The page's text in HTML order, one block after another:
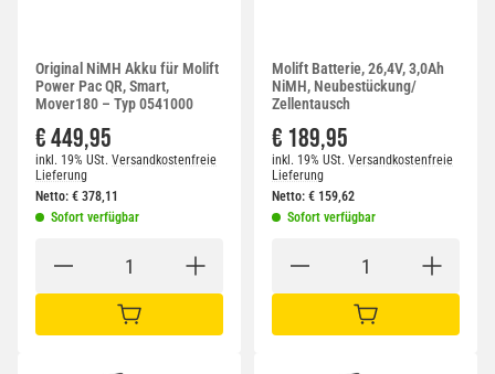
Original NiMH Akku für Molift
Power Pac QR, Smart,
Mover180 – Typ 0541000
€ 449,95
inkl. 19% USt. Versandkostenfreie
Lieferung
Netto: € 378,11
Sofort verfügbar
IN DEN WARENKORB
Molift Batterie, 26,4V, 3,0Ah
NiMH, Neubestückung/
Zellentausch
€ 189,95
inkl. 19% USt. Versandkostenfreie
Lieferung
Netto: € 159,62
Sofort verfügbar
IN DEN WARENKORB